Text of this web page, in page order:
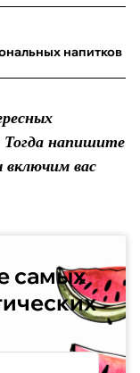
напитков
напишите
вас
самых